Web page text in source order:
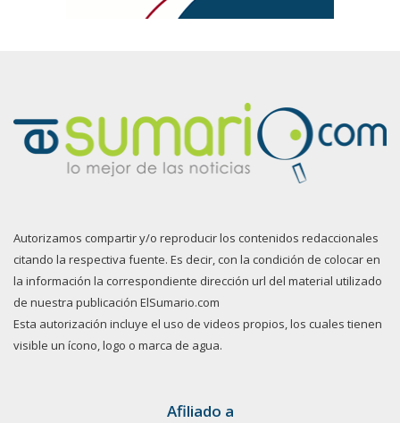
Autorizamos compartir y/o reproducir los contenidos redaccionales
citando la respectiva fuente. Es decir, con la condición de colocar en
la información la correspondiente dirección url del material utilizado
de nuestra publicación ElSumario.com
Esta autorización incluye el uso de videos propios, los cuales tienen
visible un ícono, logo o marca de agua.
Afiliado a